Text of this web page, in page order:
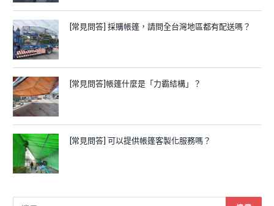
[常見問答] 採購帳篷，請問全台灣地區都有配送嗎？
[常見問答]帳篷什麼是「力霸結構」？
[常見問答] 可以提供帳篷客製化服務嗎？